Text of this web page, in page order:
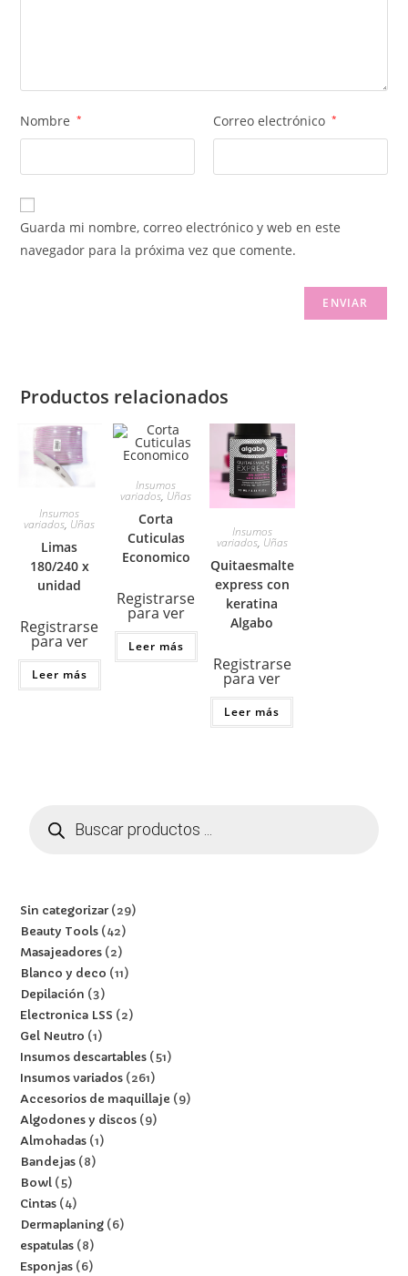
Nombre * Correo electrónico *
Guarda mi nombre, correo electrónico y web en este
navegador para la próxima vez que comente.
Productos relacionados
Insumos
variados, Uñas
Limas
180/240 x
unidad
Registrarse
para ver
Leer más
Insumos
variados, Uñas
Corta
Cuticulas
Economico
Registrarse
para ver
Leer más
Insumos
variados, Uñas
Quitaesmalte
express con
keratina
Algabo
Registrarse
para ver
Leer más
Sin categorizar 29
Beauty Tools 42
Masajeadores 2
Blanco y deco
11
Depilación
3
Electronica LSS
2
Gel Neutro
1
Insumos descartables 51
Insumos variados 261
Accesorios de maquillaje
9
Algodones y discos 9
Almohadas 1
Bandejas 8
Bowl 5
Cintas 4
Dermaplaning 6
espatulas 8
Esponjas 6